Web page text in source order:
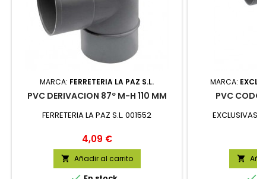
MARCA: FERRETERIA LA PAZ S.L.
PVC DERIVACION 87º M-H 110 MM
FERRETERIA LA PAZ S.L. 001552
Precio
4,09 €
 Añadir al carrito
MARCA:
PVC CODO
EXCLUSIVAS
